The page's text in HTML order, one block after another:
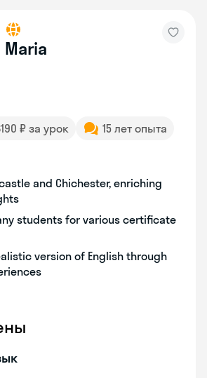
Maria
₽ за урок
15 лет опыта
and Chichester, enriching
students for various certificate
version of English through